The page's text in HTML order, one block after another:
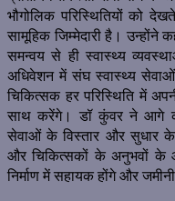
भौगोलिक परिस्थितियों को
सामूहिक जिम्मेदारी है।
समन्वय से ही स्वास्थ्य
अधिवेशन में संघ स्वास्थ्य
चिकित्सक हर परिस्थिति में
साथ करेंगे। डॉ कुंवर ने आगे
सेवाओं के विस्तार और सुधार के
और चिकित्सकों के अनुभवों के
निर्माण में सहायक होंगे और